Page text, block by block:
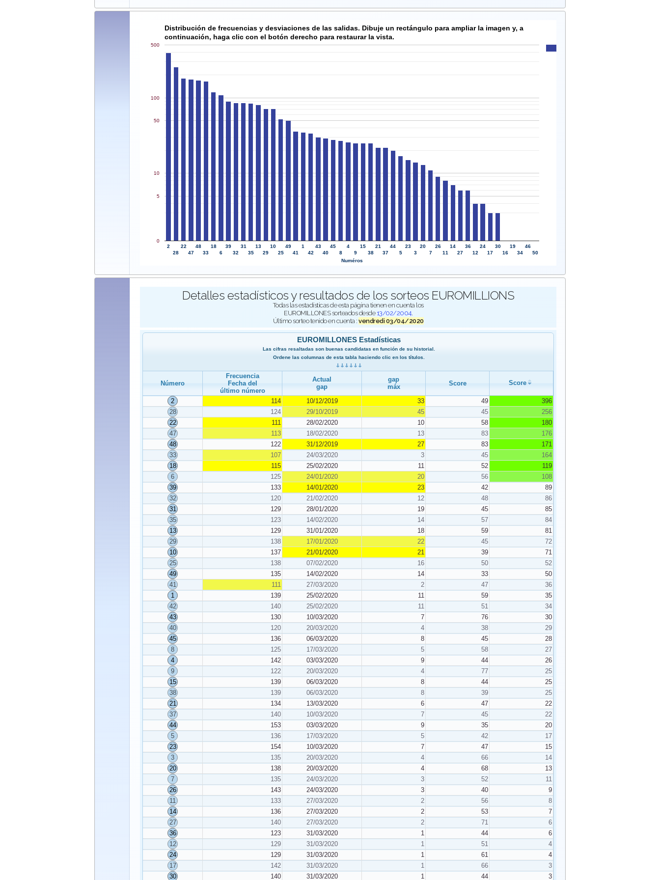
Distribución de frecuencias y desviaciones de las salidas. Dibuje un rectángulo para ampliar la imagen y, a
continuación, haga clic con el botón derecho para restaurar la vista.
2
28
22
47
48
33
18
6
39
32
31
35
13
29
10
25
49
41
1
42
43
40
45
8
4
9
15
38
21
37
44
5
23
3
20
7
26
11
14
27
36
12
24
17
30
16
19
34
46
50
0
5
10
50
100
500
Numéros
Detalles estadísticos y resultados de los sorteos EUROMILLIONS
Todas las estadísticas de esta página tienen en cuenta los
EUROMILLONES sorteados desde 13/02/2004.
Último sorteo tenido en cuenta : vendredi 03/04/2020
EUROMILLONES Estadísticas
Las cifras resaltadas son buenas candidatas en función de su historial.
Ordene las columnas de esta tabla haciendo clic en los títulos.
Número
Frecuencia
Fecha del
último número
Actual
gap
gap
máx
Score Score
2 114 10/12/2019 33 49
396
28
124 29/10/2019 45 45
256
22
111 28/02/2020 10 58
180
47
113 18/02/2020 13 83
176
48
122 31/12/2019 27 83
171
33
107 24/03/2020 3 45
164
18
115 25/02/2020 11 52
119
6
125 24/01/2020 20 56
108
39
133 14/01/2020 23 42
89
32
120 21/02/2020 12 48
86
31
129 28/01/2020 19 45
85
35
123 14/02/2020 14 57
84
13
129 31/01/2020 18 59
81
29
138 17/01/2020 22 45
72
10
137 21/01/2020 21 39
71
25
138 07/02/2020 16 50
52
49
135 14/02/2020 14 33
50
41
111 27/03/2020 2 47
36
1
139 25/02/2020 11 59
35
42
140 25/02/2020 11 51
34
43
130 10/03/2020 7 76
30
40
120 20/03/2020 4 38
29
45
136 06/03/2020 8 45
28
8
125 17/03/2020 5 58
27
4
142 03/03/2020 9 44
26
9
122 20/03/2020 4 77
25
15
139 06/03/2020 8 44
25
38
139 06/03/2020 8 39
25
21
134 13/03/2020 6 47
22
37
140 10/03/2020 7 45
22
44
153 03/03/2020 9 35
20
5
136 17/03/2020 5 42
17
23
154 10/03/2020 7 47
15
3
135 20/03/2020 4 66
14
20
138 20/03/2020 4 68
13
7
135 24/03/2020 3 52
11
26
143 24/03/2020 3 40
9
11
133 27/03/2020 2 56
8
14
136 27/03/2020 2 53
7
27
140 27/03/2020 2 71
6
36
123 31/03/2020 1 44
6
12
129 31/03/2020 1 51
4
24
129 31/03/2020 1 61
4
17
142 31/03/2020 1 66
3
30
140 31/03/2020 1 44 3